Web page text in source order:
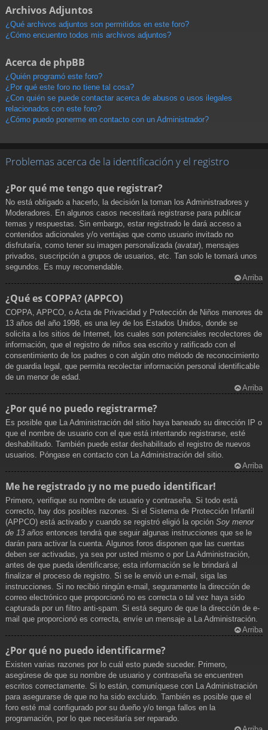
Archivos Adjuntos
¿Qué archivos adjuntos son permitidos en este foro?
¿Cómo encuentro todos mis archivos adjuntos?
Acerca de phpBB
¿Quién programó este foro?
¿Por qué este foro no tiene tal cosa?
¿Con quién se puede contactar acerca de abusos o usos ilegales
relacionados con este foro?
¿Cómo puedo ponerme en contacto con un Administrador?
Problemas acerca de la identificación y el registro
¿Por qué me tengo que registrar?
No está obligado a hacerlo, la decisión la toman los Administradores y
Moderadores. En algunos casos necesitará registrarse para publicar
temas y respuestas. Sin embargo, estar registrado le dará acceso a
contenidos adicionales y/o ventajas que como usuario invitado no
disfrutaría, como tener su imagen personalizada (avatar), mensajes
privados, suscripción a grupos de usuarios, etc. Tan solo le tomará unos
segundos. Es muy recomendable.
Arriba
¿Qué es COPPA? (APPCO)
COPPA, APPCO, o Acta de Privacidad y Protección de Niños menores de
13 años del año 1998, es una ley de los Estados Unidos, donde se
solicita a los sitios de Internet, los cuales son potenciales recolectores de
información, que el registro de niños sea escrito y ratificado con el
consentimiento de los padres o con algún otro método de reconocimiento
de guardia legal, que permita recolectar información personal identificable
de un menor de edad.
Arriba
¿Por qué no puedo registrarme?
Es posible que La Administración del sitio haya baneado su dirección IP o
que el nombre de usuario con el que está intentando registrarse, esté
deshabilitado. También puede estar deshabilitado el registro de nuevos
usuarios. Póngase en contacto con La Administración del sitio.
Arriba
Me he registrado ¡y no me puedo identificar!
Primero, verifique su nombre de usuario y contraseña. Si todo está
correcto, hay dos posibles razones. Si el Sistema de Protección Infantil
(APPCO) está activado y cuando se registró eligió la opción Soy menor
de 13 años entonces tendrá que seguir algunas instrucciones que se le
darán para activar la cuenta. Algunos foros disponen que las cuentas
deben ser activadas, ya sea por usted mismo o por La Administración,
antes de que pueda identificarse; esta información se le brindará al
finalizar el proceso de registro. Si se le envió un e-mail, siga las
instrucciones. Si no recibió ningún e-mail, seguramente la dirección de
correo electrónico que proporcionó no es correcta o tal vez haya sido
capturada por un filtro anti-spam. Si está seguro de que la dirección de e-
mail que proporcionó es correcta, envíe un mensaje a La Administración.
Arriba
¿Por qué no puedo identificarme?
Existen varias razones por lo cuál esto puede suceder. Primero,
asegúrese de que su nombre de usuario y contraseña se encuentren
escritos correctamente. Si lo están, comuníquese con La Administración
para asegurarse de que no ha sido excluido. También es posible que el
foro esté mal configurado por su dueño y/o tenga fallos en la
programación, por lo que necesitaría ser reparado.